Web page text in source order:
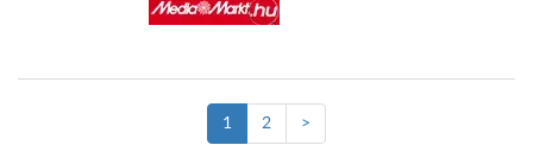
1 (Jelenlegi
2 >